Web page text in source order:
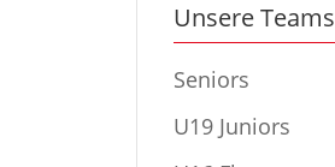
Unsere Teams
Seniors
U19 Juniors